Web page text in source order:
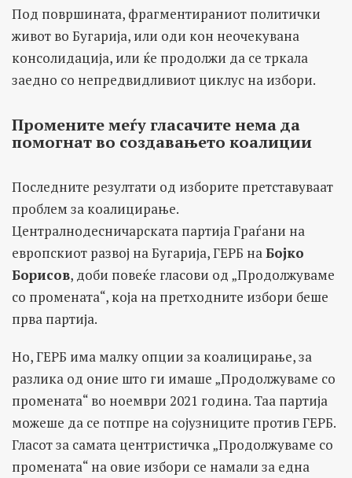
Под површината, фрагментираниот политички
живот во Бугарија, или оди кон неочекувана
консолидација, или ќе продолжи да се тркала
заедно со непредвидливиот циклус на избори.
Промените меѓу гласачите нема да
помогнат во создавањето коалиции
Последните резултати од изборите претставуваат
проблем за коалицирање.
Централнодесничарската партија Граѓани на
европскиот развој на Бугарија, ГЕРБ наБојко
Борисов, доби повеќе гласови од „Продолжуваме
со промената“, која на претходните избори беше
прва партија.
Но, ГЕРБ има малку опции за коалицирање, за
разлика од оние што ги имаше „Продолжуваме со
промената“ во ноември 2021 година. Таа партија
можеше да се потпре на сојузниците против ГЕРБ.
Гласот за самата центристичка „Продолжуваме со
промената“ на овие избори се намали за една